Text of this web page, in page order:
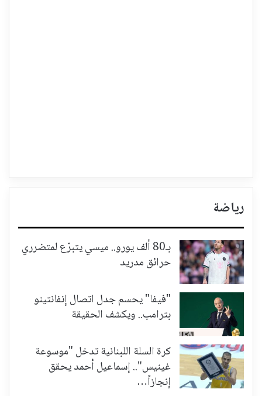
رياضة
بـ80 ألف يورو.. ميسي يتبرّع لمتضرري
حرائق مدريد
"فيفا" يحسم جدل اتصال إنفانتينو
بترامب.. ويكشف الحقيقة
كرة السلة اللبنانية تدخل "موسوعة
غينيس".. إسماعيل أحمد يحقق
إنجازاً…